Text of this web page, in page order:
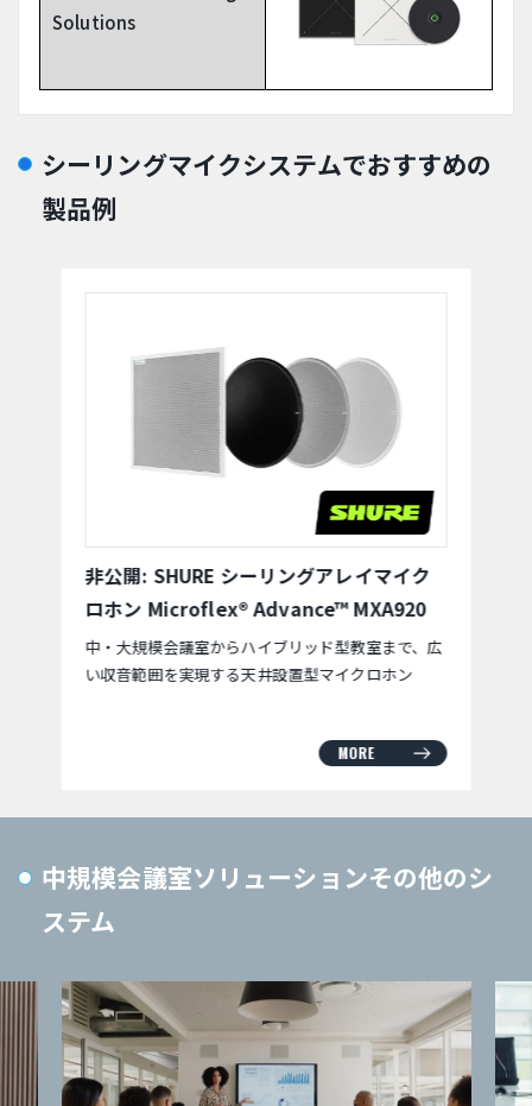
Solutions
シーリングマイクシステムでおすすめの
製品例
非公開: SHURE シーリングアレイマイク
ロホン Microflex® Advance™ MXA920
中・大規模会議室からハイブリッド型教室まで、広
い収音範囲を実現する天井設置型マイクロホン
MORE
中規模会議室ソリューションその他のシ
ステム